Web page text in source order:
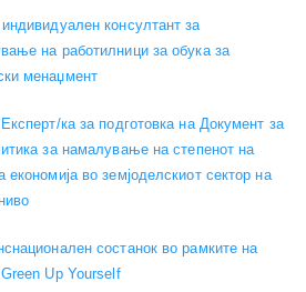
консултант за
на работилници за обука за
менаџмент
ка за подготовка на Документ за
за намалување на степенот на
економија во земјоделскиот сектор на
состанок во рамките на
Green Up Yourself